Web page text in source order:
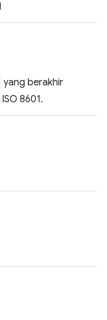
yang berakhir
8601.